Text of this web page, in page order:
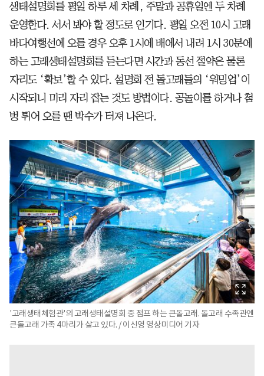
생태설명회를 평일 하루 세 차례, 주말과 공휴일엔 두 차례
운영한다. 서서 봐야 할 정도로 인기다. 평일 오전 10시 고래
바다여행선에 오를 경우 오후 1시에 배에서 내려 1시 30분에
하는 고래생태설명회를 듣는다면 시간과 동선 절약은 물론
자리도 ‘확보’할 수 있다. 설명회 전 돌고래들의 ‘워밍업’이
시작되니 미리 자리 잡는 것도 방법이다. 공놀이를 하거나 첨
벙 튀어 오를 땐 박수가 터져 나온다.
'고래생태체험관'의 고래생태설명회 중 점프 하는 큰돌고래. 돌고래 수족관엔
큰돌고래 가족 4마리가 살고 있다. / 이신영 영상미디어 기자